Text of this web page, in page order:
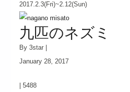
2017.2.3(Fri)~2.12(Sun)
九匹のネズミ
By 3star |
January 28, 2017
5488